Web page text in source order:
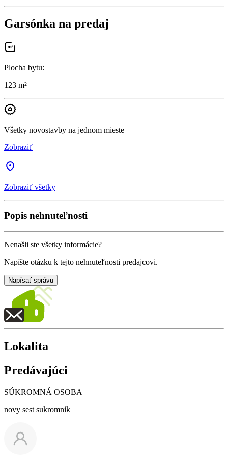
Garsónka na predaj
Plocha bytu:
123 m²
Všetky novostavby na jednom mieste
Zobraziť
Zobraziť všetky
Popis nehnuteľnosti
Nenašli ste všetky informácie?
Napíšte otázku k tejto nehnuteľnosti predajcovi.
Napísať správu
Lokalita
Predávajúci
SÚKROMNÁ OSOBA
novy sest sukromnik